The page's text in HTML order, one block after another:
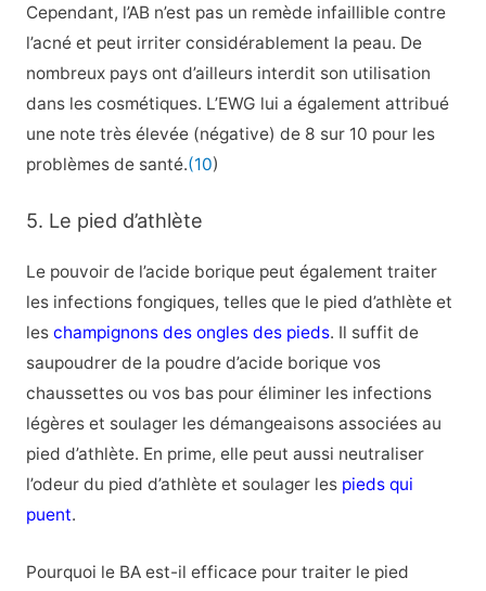
Cependant, l’AB n’est pas un remède infaillible contre
l’acné et peut irriter considérablement la peau. De
nombreux pays ont d’ailleurs interdit son utilisation
dans les cosmétiques. L’EWG lui a également attribué
une note très élevée (négative) de 8 sur 10 pour les
problèmes de santé.(10)
5. Le pied d’athlète
Le pouvoir de l’acide borique peut également traiter
les infections fongiques, telles que le pied d’athlète et
les champignons des ongles des pieds. Il suffit de
saupoudrer de la poudre d’acide borique vos
chaussettes ou vos bas pour éliminer les infections
légères et soulager les démangeaisons associées au
pied d’athlète. En prime, elle peut aussi neutraliser
l’odeur du pied d’athlète et soulager les pieds qui
puent.
Pourquoi le BA est-il efficace pour traiter le pied